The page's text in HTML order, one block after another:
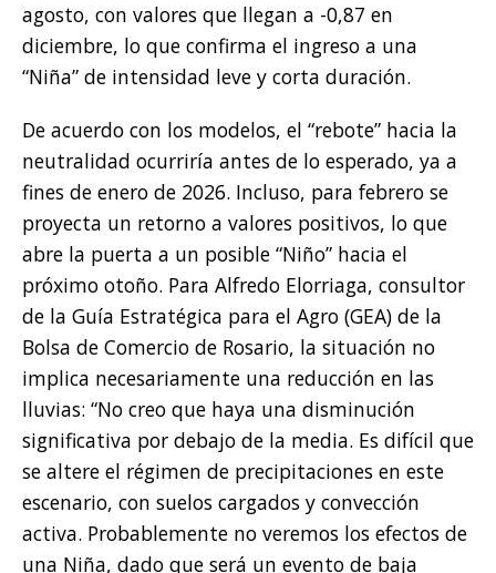
agosto, con valores que llegan a -0,87 en
diciembre, lo que confirma el ingreso a una
“Niña” de intensidad leve y corta duración.
De acuerdo con los modelos, el “rebote” hacia la
neutralidad ocurriría antes de lo esperado, ya a
fines de enero de 2026. Incluso, para febrero se
proyecta un retorno a valores positivos, lo que
abre la puerta a un posible “Niño” hacia el
próximo otoño. Para Alfredo Elorriaga, consultor
de la Guía Estratégica para el Agro (GEA) de la
Bolsa de Comercio de Rosario, la situación no
implica necesariamente una reducción en las
lluvias: “No creo que haya una disminución
significativa por debajo de la media. Es difícil que
se altere el régimen de precipitaciones en este
escenario, con suelos cargados y convección
activa. Probablemente no veremos los efectos de
una Niña, dado que será un evento de baja